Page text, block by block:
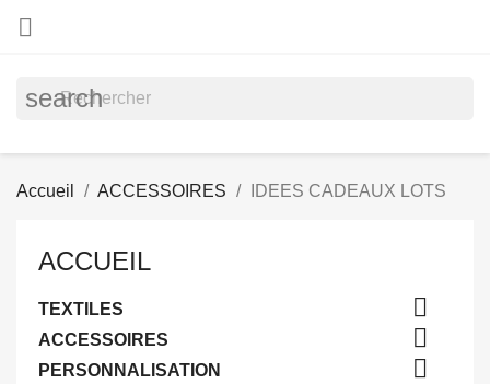

search
Accueil ACCESSOIRES IDEES CADEAUX LOTS
ACCUEIL
TEXTILES 
ACCESSOIRES 
PERSONNALISATION 